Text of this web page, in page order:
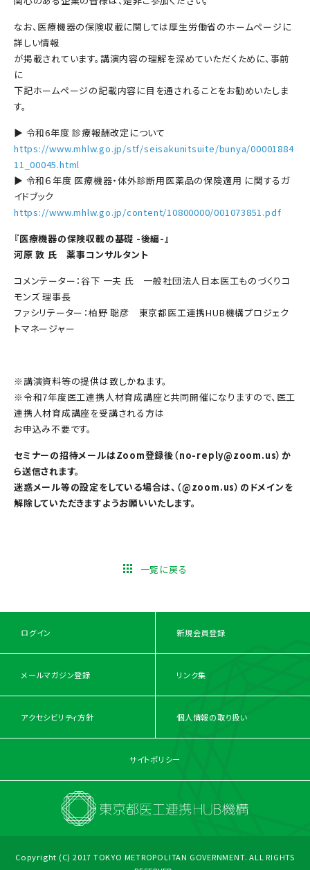
なお、医療機器の保険収載に関しては厚生労働省のホームページに
詳しい情報
が掲載されています。講演内容の理解を深めていただくために、事前
に
下記ホームページの記載内容に目を通されることをお勧めいたしま
す。
▶ 令和6年度 診療報酬改定について
https://www.mhlw.go.jp/stf/seisakunitsuite/bunya/00001884
11_00045.html
▶ 令和６年度 医療機器・体外診断用医薬品の保険適用 に関するガ
イドブック
https://www.mhlw.go.jp/content/10800000/001073851.pdf
『医療機器の保険収載の基礎 -後編-』
河原 敦 氏 薬事コンサルタント
コメンテーター：谷下 一夫 氏 一般社団法人日本医工ものづくりコ
モンズ 理事長
ファシリテーター：柏野 聡彦 東京都医工連携HUB機構プロジェク
トマネージャー
※講演資料等の提供は致しかねます。
※令和7年度医工連携人材育成講座と共同開催になりますので、医工
連携人材育成講座を受講される方は
お申込み不要です。
セミナーの招待メールはZoom登録後（no-reply@zoom.us）か
ら送信されます。
迷惑メール等の設定をしている場合は、（@zoom.us）のドメインを
解除していただきますようお願いいたします。
一覧に戻る
ログイン 新規会員登録
メールマガジン登録 リンク集
アクセシビリティ方針 個人情報の取り扱い
サイトポリシー
Copyright (C) 2017 TOKYO METROPOLITAN GOVERNMENT. ALL RIGHTS